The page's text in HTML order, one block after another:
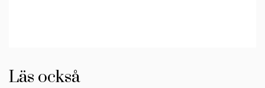
Läs också